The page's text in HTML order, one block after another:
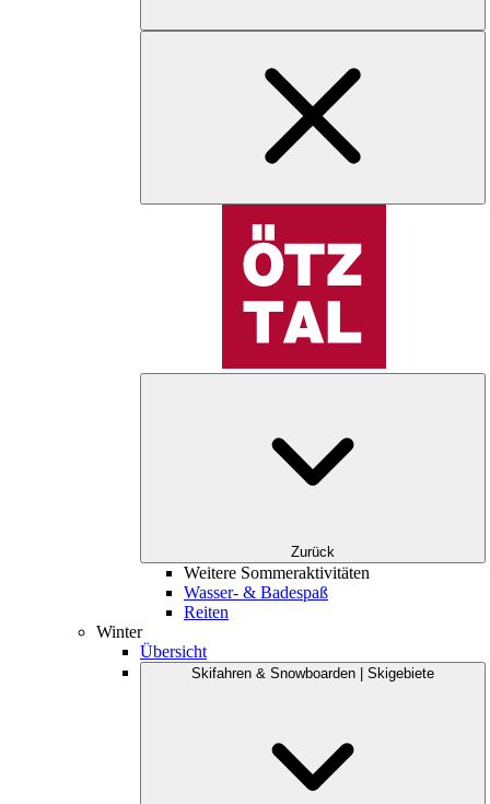
Zurück
Weitere Sommeraktivitäten
Wasser- & Badespaß
Reiten
Winter
Übersicht
Skifahren & Snowboarden | Skigebiete